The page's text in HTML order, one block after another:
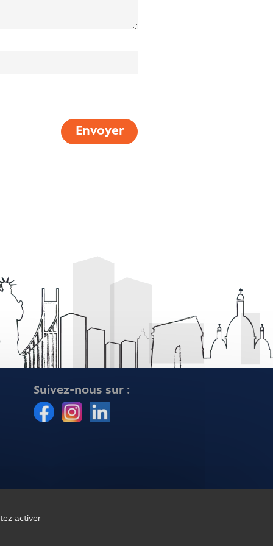
Suivez-nous sur :
activer